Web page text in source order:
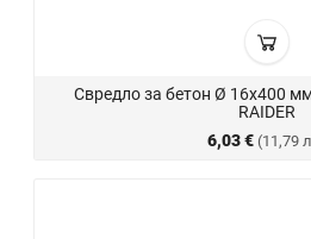
Свредло за бетон Ø 16х400
RAIDER
6,03 € (11,79